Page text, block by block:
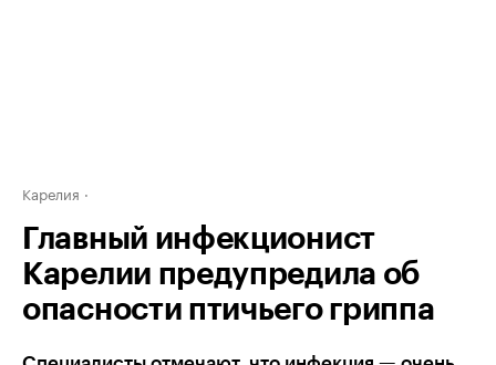
Карелия
Главный инфекционист
Карелии предупредила об
опасности птичьего гриппа